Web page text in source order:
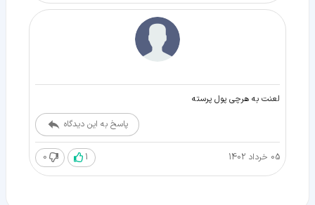
لعنت به هرچی پول پرسته
پاسخ به این دیدگاه
05 خرداد 1402 1
0